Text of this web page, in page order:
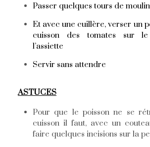
Passer quelques tours de
Et avec une cuillère, verser un
cuisson des tomates sur
l’assiette
Servir sans attendre
ASTUCES
Pour que le poisson ne se
cuisson il faut, avec un
faire quelques incisions sur la